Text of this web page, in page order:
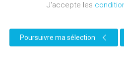
J'accepte les
Poursuivre ma sélection